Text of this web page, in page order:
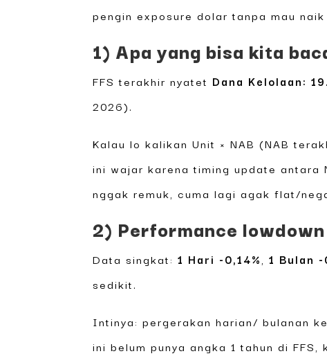
pengin exposure dolar tanpa mau
1) Apa yang bisa kita
FFS terakhir nyatet Dana Kelolaan:
2026).
Kalau lo kalikan Unit × NAB (NAB
ini wajar karena timing update antara
nggak remuk, cuma lagi agak flat/
2) Performance
Data singkat:1 Hari -0,14%,1 Bulan -
sedikit.
Intinya: pergerakan harian/ bulanan
ini belum punya angka 1 tahun di